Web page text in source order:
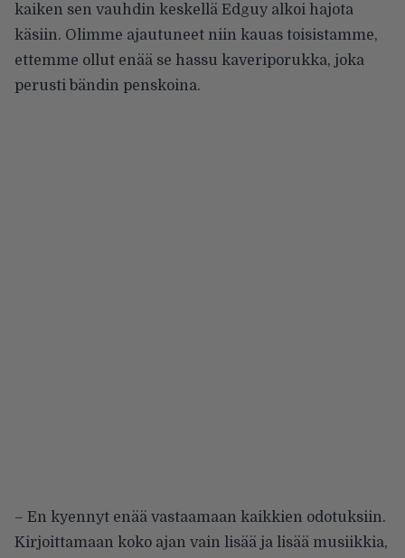
kaiken sen vauhdin keskellä Edguy alkoi hajota
käsiin. Olimme ajautuneet niin kauas toisistamme,
ettemme ollut enää se hassu kaveriporukka, joka
perusti bändin penskoina.
– En kyennyt enää vastaamaan kaikkien odotuksiin.
Kirjoittamaan koko ajan vain lisää ja lisää musiikkia,